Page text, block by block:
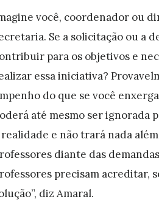
você, coordenador ou
Se a solicitação ou a
para os objetivos e
essa iniciativa?
do que se você
até mesmo ser ignorada
realidade e não trará nada
diante das
precisam acreditar,
diz Amaral.